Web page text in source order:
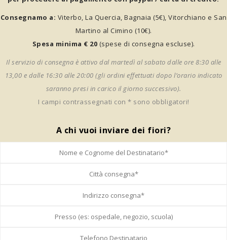
Consegnamo a: Viterbo, La Quercia, Bagnaia (5€), Vitorchiano e San
Martino al Cimino (10€).
Spesa minima € 20 (spese di consegna escluse).
Il servizio di consegna è attivo dal martedì al sabato dalle ore 8:30 alle
13,00 e dalle 16:30 alle 20:00 (gli ordini effettuati dopo l’orario indicato
saranno presi in carico il giorno successivo).
I campi contrassegnati con * sono obbligatori!
A chi vuoi inviare dei fiori?